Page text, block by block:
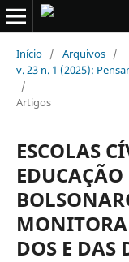
Início / Arquivos /
v. 23 n. 1 (2025):
/
Artigos
ESCOLAS
DOS E DAS